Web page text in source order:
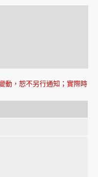
動，恕不另行通知；實際時